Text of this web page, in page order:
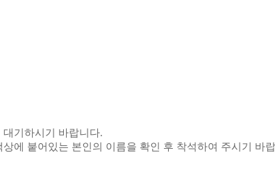
대기하시기 바랍니다.
에 붙어있는 본인의 이름을 확인 후 착석하여 주시기 바